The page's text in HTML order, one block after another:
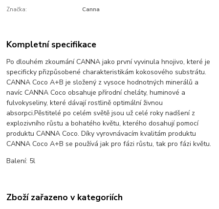
Značka: Canna
Kompletní specifikace
Po dlouhém zkoumání CANNA jako první vyvinula hnojivo, které je
specificky přizpůsobené charakteristikám kokosového substrátu.
CANNA Coco A+B je složený z vysoce hodnotných minerálů a
navíc CANNA Coco obsahuje přírodní cheláty, huminové a
fulvokyseliny, které dávají rostlině optimální živnou
absorpci.Pěstitelé po celém světě jsou už celé roky nadšení z
explozivního růstu a bohatého květu, kterého dosahují pomocí
produktu CANNA Coco. Díky vyrovnávacím kvalitám produktu
CANNA Coco A+B se používá jak pro fázi růstu, tak pro fázi květu.
Balení: 5l
Zboží zařazeno v kategoriích